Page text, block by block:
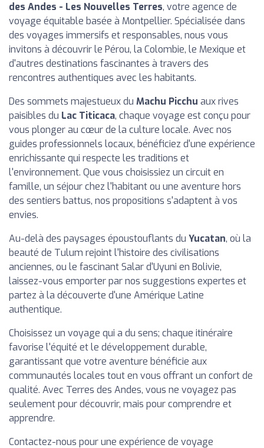
des Andes - Les Nouvelles Terres, votre agence de
voyage équitable basée à Montpellier. Spécialisée dans
des voyages immersifs et responsables, nous vous
invitons à découvrir le Pérou, la Colombie, le Mexique et
d'autres destinations fascinantes à travers des
rencontres authentiques avec les habitants.
Des sommets majestueux du Machu Picchu aux rives
paisibles du Lac Titicaca, chaque voyage est conçu pour
vous plonger au cœur de la culture locale. Avec nos
guides professionnels locaux, bénéficiez d'une expérience
enrichissante qui respecte les traditions et
l'environnement. Que vous choisissiez un circuit en
famille, un séjour chez l'habitant ou une aventure hors
des sentiers battus, nos propositions s'adaptent à vos
envies.
Au-delà des paysages époustouflants du Yucatan, où la
beauté de Tulum rejoint l'histoire des civilisations
anciennes, ou le fascinant Salar d'Uyuni en Bolivie,
laissez-vous emporter par nos suggestions expertes et
partez à la découverte d'une Amérique Latine
authentique.
Choisissez un voyage qui a du sens; chaque itinéraire
favorise l'équité et le développement durable,
garantissant que votre aventure bénéficie aux
communautés locales tout en vous offrant un confort de
qualité. Avec Terres des Andes, vous ne voyagez pas
seulement pour découvrir, mais pour comprendre et
apprendre.
Contactez-nous pour une expérience de voyage